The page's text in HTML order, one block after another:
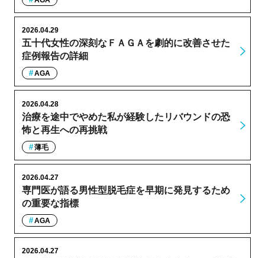
五十代女性の深刻なＦＡＧＡを劇的に改善させた
症例報告の詳細
2026.04.29
AGA
治療を途中でやめた私が経験したリバウンドの恐
怖と再生への再挑戦
2026.04.28
薄毛
専門医が語る男性型脱毛症を早期に発見するため
の重要な指標
2026.04.27
AGA
2026.04.27